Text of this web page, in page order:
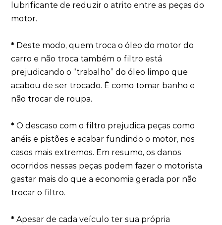
lubrificante de reduzir o atrito entre as peças do
motor.
* Deste modo, quem troca o óleo do motor do
carro e não troca também o filtro está
prejudicando o “trabalho” do óleo limpo que
acabou de ser trocado. É como tomar banho e
não trocar de roupa.
* O descaso com o filtro prejudica peças como
anéis e pistões e acabar fundindo o motor, nos
casos mais extremos. Em resumo, os danos
ocorridos nessas peças podem fazer o motorista
gastar mais do que a economia gerada por não
trocar o filtro.
* Apesar de cada veículo ter sua própria